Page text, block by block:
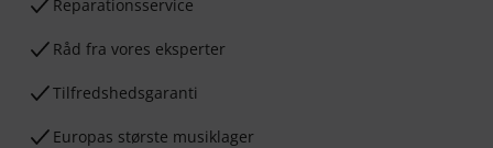
Reparationsservice
Råd fra vores eksperter
Tilfredshedsgaranti
Europas største musiklager